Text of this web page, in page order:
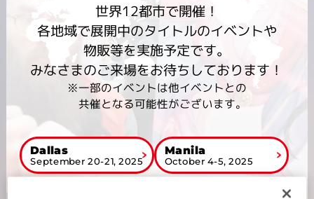
世界12都市で開催！
各地域で展開中のタイトルのイベントや
物販等を実施予定です。
みなさまのご来場をお待ちしております！
※一部のイベントは他イベントとの
共催となる可能性がございます。
Dallas
September 20-21, 2025
Manila
October 4-5, 2025